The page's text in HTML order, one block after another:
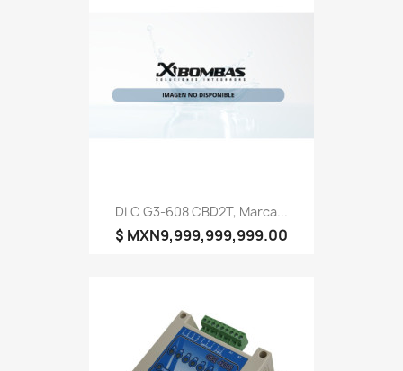
DLC G3-608 CBD2T, Marca...
$ MXN9,999,999,999.00